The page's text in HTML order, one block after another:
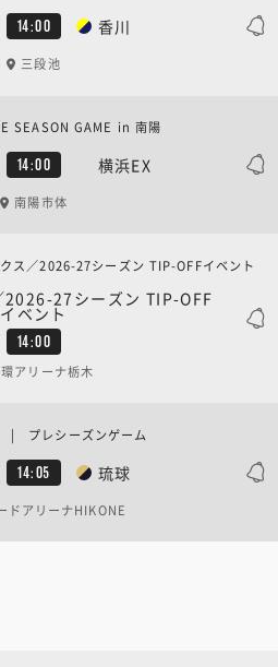
14:00 香川
三段池
14:00 横浜EX
GAME in 南陽
南陽市体
14:00
2026-27シーズン TIP-OFF
イベント
／2026-27シーズン TIP-OFFイベント
環アリーナ栃木
14:05 琉球
| プレシーズンゲーム
ドアリーナHIKONE